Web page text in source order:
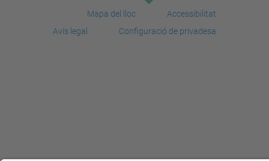
Mapa del lloc
Accessibilitat
Avís legal
Configuració de privadesa